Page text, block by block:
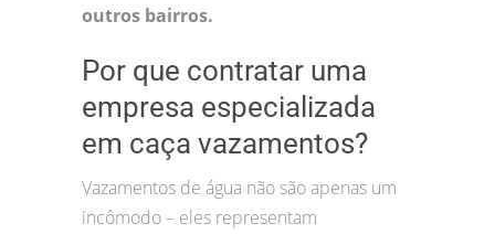
outros bairros.
Por que contratar uma
empresa especializada
em caça vazamentos?
Vazamentos de água não são apenas um
incômodo – eles representam